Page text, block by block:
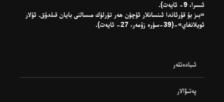
ئىسرا، 9- ئايەت).
«بىز بۇ قۇرئاندا ئىنسانلار ئۈچۈن ھەر تۈرلۈك مىسالنى بايان قىلدۇق. ئۇلار
ئويلانغاي»-(39-سۈرە زۇمەر، 27- ئايەت).
ئىبادەتلەر
پەتىۋالار